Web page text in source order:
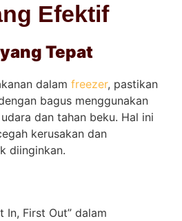
Efektif
Tepat
dalam freezer, pastikan
bagus menggunakan
dan tahan beku. Hal ini
kerusakan dan
diinginkan.
In, First Out” dalam